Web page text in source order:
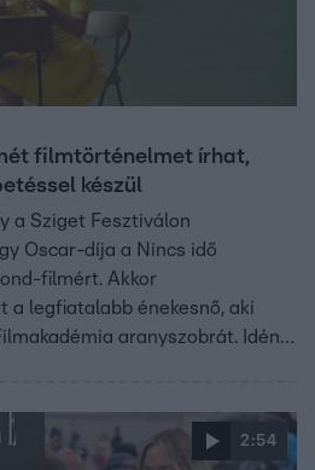
filmtörténelmet írhat,
készül
a Sziget Fesztiválon
Oscar-díja a Nincs idő
filmért. Akkor
legfiatalabb énekesnő, aki
aranyszobrát. Idén a
Robertson is esélyesek a
díjra. Hogy milyen
2:54